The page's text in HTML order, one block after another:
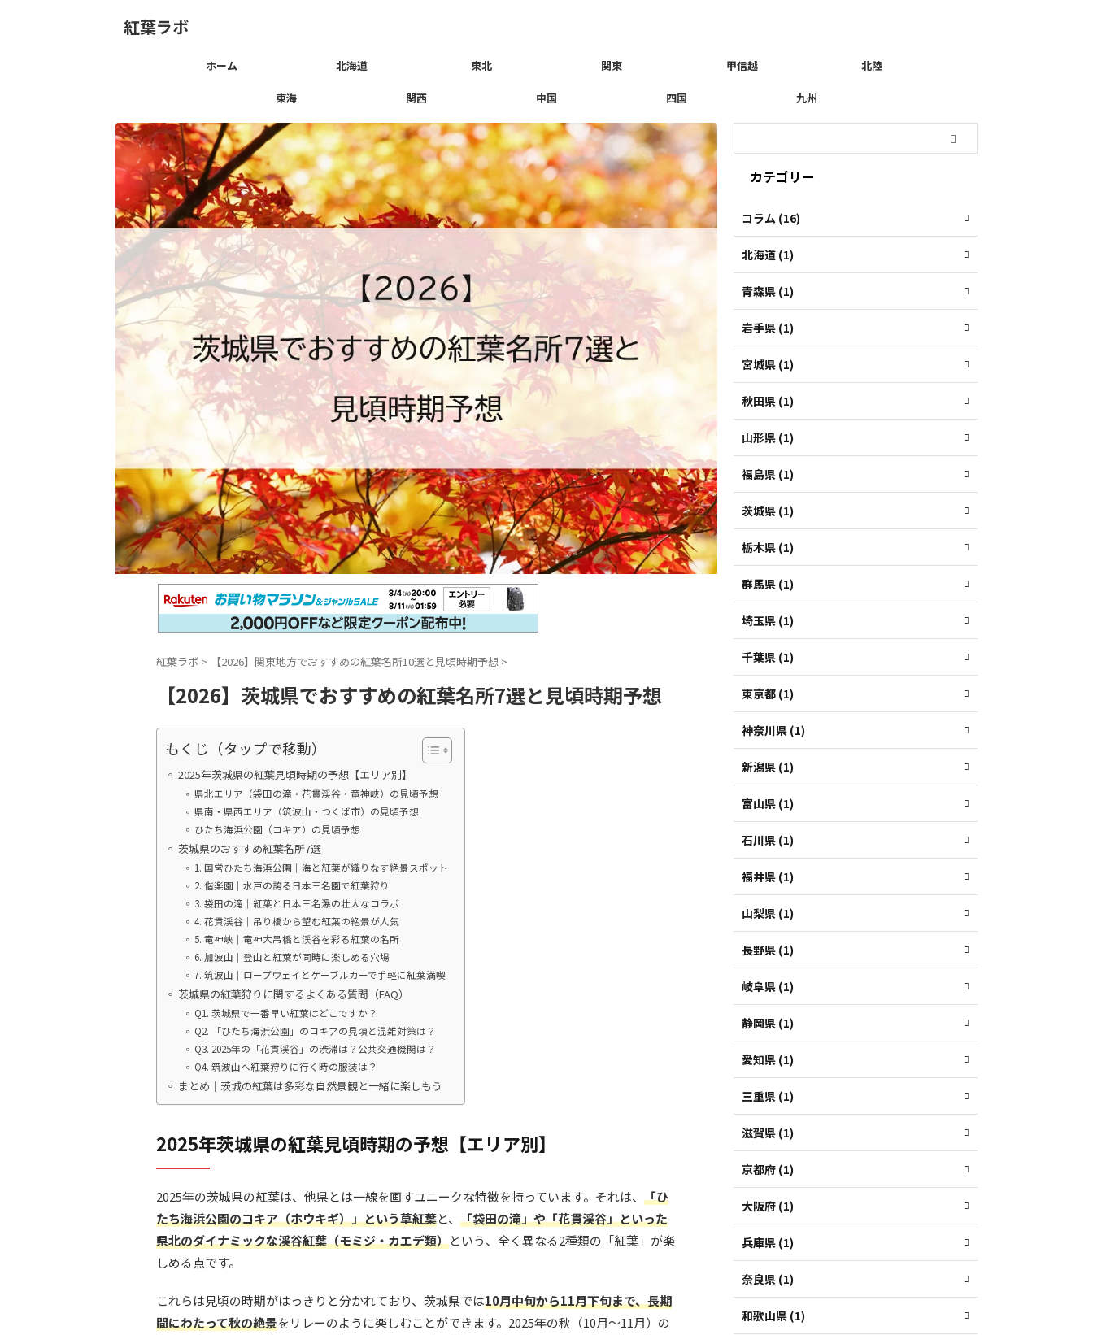
紅葉ラボ
ホーム 北海道 東北 関東 甲信越 北陸
東海 関西 中国 四国 九州
紅葉ラボ > 【2026】関東地方でおすすめの紅葉名所10選と見頃時期予想 >
【2026】茨城県でおすすめの紅葉名所7選と見頃時期予想
もくじ（タップで移動）
2025年茨城県の紅葉見頃時期の予想【エリア別】
県北エリア（袋田の滝・花貫渓谷・竜神峡）の見頃予想
県南・県西エリア（筑波山・つくば市）の見頃予想
ひたち海浜公園（コキア）の見頃予想
茨城県のおすすめ紅葉名所7選
1. 国営ひたち海浜公園｜海と紅葉が織りなす絶景スポット
2. 偕楽園｜水戸の誇る日本三名園で紅葉狩り
3. 袋田の滝｜紅葉と日本三名瀑の壮大なコラボ
4. 花貫渓谷｜吊り橋から望む紅葉の絶景が人気
5. 竜神峡｜竜神大吊橋と渓谷を彩る紅葉の名所
6. 加波山｜登山と紅葉が同時に楽しめる穴場
7. 筑波山｜ロープウェイとケーブルカーで手軽に紅葉満喫
茨城県の紅葉狩りに関するよくある質問（FAQ）
Q1. 茨城県で一番早い紅葉はどこですか？
Q2. 「ひたち海浜公園」のコキアの見頃と混雑対策は？
Q3. 2025年の「花貫渓谷」の渋滞は？公共交通機関は？
Q4. 筑波山へ紅葉狩りに行く時の服装は？
まとめ｜茨城の紅葉は多彩な自然景観と一緒に楽しもう
2025年茨城県の紅葉見頃時期の予想【エリア別】
2025年の茨城県の紅葉は、他県とは一線を画すユニークな特徴を持っています。それは、 「ひ
たち海浜公園のコキア（ホウキギ）」という草紅葉と、 「袋田の滝」や「花貫渓谷」といった
県北のダイナミックな渓谷紅葉（モミジ・カエデ類）という、全く異なる2種類の「紅葉」が楽
しめる点です。
これらは見頃の時期がはっきりと分かれており、茨城県では10月中旬から11月下旬まで、長期
間にわたって秋の絶景をリレーのように楽しむことができます。2025年の秋（10月〜11月）の
カテゴリー
コラム (16)
北海道 (1)
青森県 (1)
岩手県 (1)
宮城県 (1)
秋田県 (1)
山形県 (1)
福島県 (1)
茨城県 (1)
栃木県 (1)
群馬県 (1)
埼玉県 (1)
千葉県 (1)
東京都 (1)
神奈川県 (1)
新潟県 (1)
富山県 (1)
石川県 (1)
福井県 (1)
山梨県 (1)
長野県 (1)
岐阜県 (1)
静岡県 (1)
愛知県 (1)
三重県 (1)
滋賀県 (1)
京都府 (1)
大阪府 (1)
兵庫県 (1)
奈良県 (1)
和歌山県 (1)